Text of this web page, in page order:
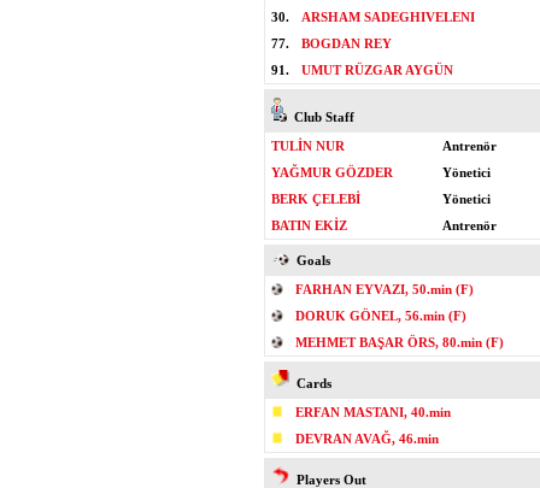
30.
ARSHAM SADEGHIVELENI
77.
BOGDAN REY
91.
UMUT RÜZGAR AYGÜN
Club Staff
TULİN NUR
Antrenör
YAĞMUR GÖZDER
Yönetici
BERK ÇELEBİ
Yönetici
BATIN EKİZ
Antrenör
Goals
FARHAN EYVAZI, 50.min (F)
DORUK GÖNEL, 56.min (F)
MEHMET BAŞAR ÖRS, 80.min (F)
Cards
ERFAN MASTANI, 40.min
DEVRAN AVAĞ, 46.min
Players Out